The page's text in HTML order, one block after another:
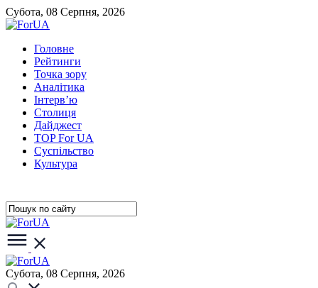
Субота, 08 Серпня, 2026
Головне
Рейтинги
Точка зору
Аналітика
Інтерв’ю
Столиця
Дайджест
TOP For UA
Суспiльство
Культура
Субота, 08 Серпня, 2026